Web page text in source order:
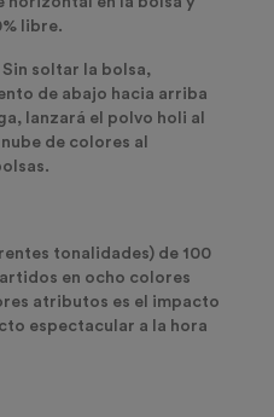
libre.
soltar la bolsa,
de abajo hacia arriba
lanzará el polvo holi al
de colores al
tonalidades) de 100
en ocho colores
atributos es el impacto
espectacular a la hora